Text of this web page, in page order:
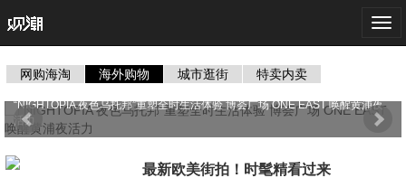
网购海淘 海外购物 城市逛街 特卖内卖
“NIGHTOPIA 夜色乌托邦”重塑全时生活体验 博荟广场 ONE EAST 唤醒黄浦夜
活力
最新欧美街拍！时髦精看过来